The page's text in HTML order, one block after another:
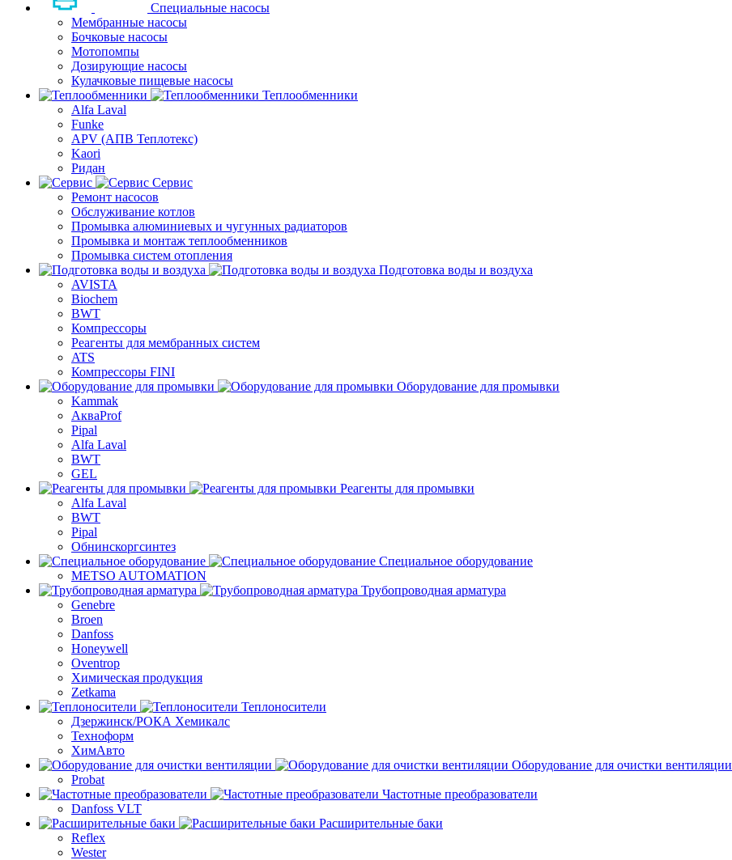
Специальные насосы
Мембранные насосы
Бочковые насосы
Мотопомпы
Дозирующие насосы
Кулачковые пищевые насосы
Теплообменники
Alfa Laval
Funke
APV (АПВ Теплотекс)
Kaori
Ридан
Сервис
Ремонт насосов
Обслуживание котлов
Промывка алюминиевых и чугунных радиаторов
Промывка и монтаж теплообменников
Промывка систем отопления
Подготовка воды и воздуха
AVISTA
Biochem
BWT
Компрессоры
Реагенты для мембранных систем
ATS
Компрессоры FINI
Оборудование для промывки
Kammak
АкваProf
Pipal
Alfa Laval
BWT
GEL
Реагенты для промывки
Alfa Laval
BWT
Pipal
Обнинскоргсинтез
Специальное оборудование
METSO AUTOMATION
Трубопроводная арматура
Genebre
Broen
Danfoss
Honeywell
Oventrop
Химическая продукция
Zetkama
Теплоносители
Дзержинск/РОКА Хемикалс
Техноформ
ХимАвто
Оборудование для очистки вентиляции
Probat
Частотные преобразователи
Danfoss VLT
Расширительные баки
Reflex
Wester